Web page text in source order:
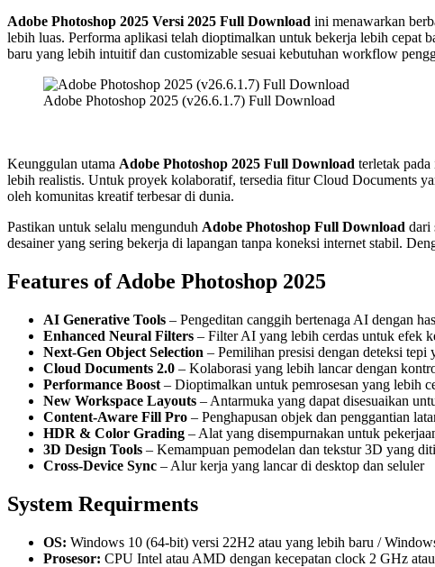
Adobe Photoshop 2025 Versi 2025 Full Download ini menawarkan
lebih luas. Performa aplikasi telah dioptimalkan untuk bekerja lebih cepat
baru yang lebih intuitif dan customizable sesuai kebutuhan workflow
Adobe Photoshop 2025 (v26.6.1.7) Full Download
Keunggulan utama Adobe Photoshop 2025 Full Download terletak
lebih realistis. Untuk proyek kolaboratif, tersedia fitur Cloud Documents
oleh komunitas kreatif terbesar di dunia.
Pastikan untuk selalu mengunduh Adobe Photoshop Full Download dari
desainer yang sering bekerja di lapangan tanpa koneksi internet stabil.
Features of Adobe Photoshop 2025
AI Generative Tools – Pengeditan canggih bertenaga AI dengan
Enhanced Neural Filters – Filter AI yang lebih cerdas untuk efek
Next-Gen Object Selection – Pemilihan presisi dengan deteksi tepi
Cloud Documents 2.0 – Kolaborasi yang lebih lancar dengan
Performance Boost – Dioptimalkan untuk pemrosesan yang lebih
New Workspace Layouts – Antarmuka yang dapat disesuaikan
Content-Aware Fill Pro – Penghapusan objek dan penggantian
HDR & Color Grading – Alat yang disempurnakan untuk
3D Design Tools – Kemampuan pemodelan dan tekstur 3D yang
Cross-Device Sync – Alur kerja yang lancar di desktop dan seluler
System Requirments
OS: Windows 10 (64-bit) versi 22H2 atau yang lebih baru /
Prosesor: CPU Intel atau AMD dengan kecepatan clock 2 GHz